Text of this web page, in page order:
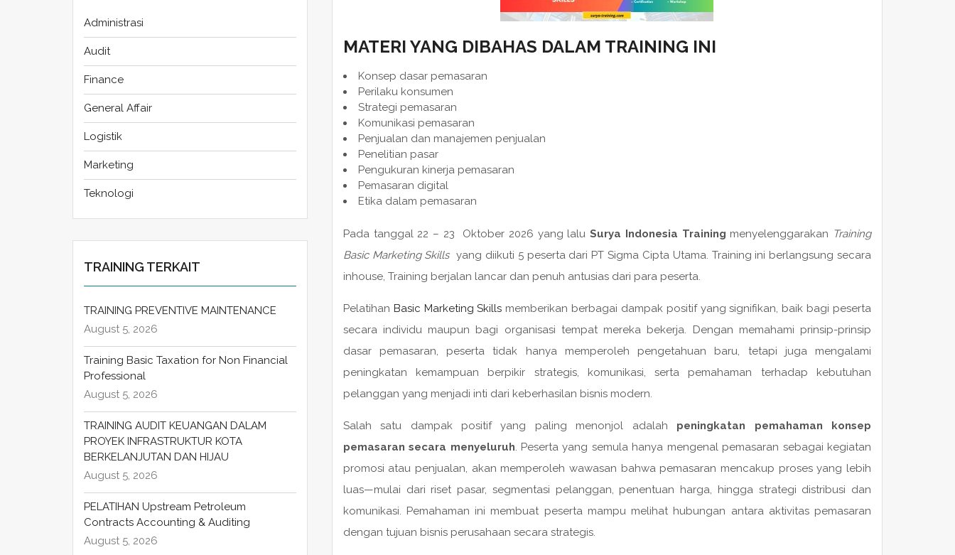
MATERI YANG DIBAHAS DALAM TRAINING INI
Konsep dasar pemasaran
Perilaku konsumen
Strategi pemasaran
Komunikasi pemasaran
Penjualan dan manajemen penjualan
Penelitian pasar
Pengukuran kinerja pemasaran
Pemasaran digital
Etika dalam pemasaran
Pada tanggal 22 – 23 Oktober 2026 yang laluSurya Indonesia Training menyelenggarakan Training
Basic Marketing Skillsyang diikuti 5 peserta dari PT Sigma Cipta Utama. Training ini berlangsung secara
inhouse, Training berjalan lancar dan penuh antusias dari para peserta.
Pelatihan Basic Marketing Skills memberikan berbagai dampak positif yang signifikan, baik bagi peserta
secara individu maupun bagi organisasi tempat mereka bekerja. Dengan memahami prinsip-prinsip
dasar pemasaran, peserta tidak hanya memperoleh pengetahuan baru, tetapi juga mengalami
peningkatan kemampuan berpikir strategis, komunikasi, serta pemahaman terhadap kebutuhan
pelanggan yang menjadi inti dari keberhasilan bisnis modern.
Salah satu dampak positif yang paling menonjol adalah peningkatan pemahaman konsep
pemasaran secara menyeluruh. Peserta yang semula hanya mengenal pemasaran sebagai kegiatan
promosi atau penjualan, akan memperoleh wawasan bahwa pemasaran mencakup proses yang lebih
luas—mulai dari riset pasar, segmentasi pelanggan, penentuan harga, hingga strategi distribusi dan
komunikasi. Pemahaman ini membuat peserta mampu melihat hubungan antara aktivitas pemasaran
dengan tujuan bisnis perusahaan secara strategis.
Administrasi
Audit
Finance
General Affair
Logistik
Marketing
Teknologi
TRAINING TERKAIT
TRAINING PREVENTIVE MAINTENANCE
August 5, 2026
Training Basic Taxation for Non Financial
Professional
August 5, 2026
TRAINING AUDIT KEUANGAN DALAM
PROYEK INFRASTRUKTUR KOTA
BERKELANJUTAN DAN HIJAU
August 5, 2026
PELATIHAN Upstream Petroleum
Contracts Accounting & Auditing
August 5, 2026